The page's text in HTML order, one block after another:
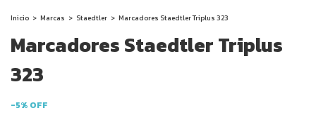
Inicio > Marcas > Staedtler > Marcadores Staedtler Triplus 323
Marcadores Staedtler Triplus
323
-5% OFF